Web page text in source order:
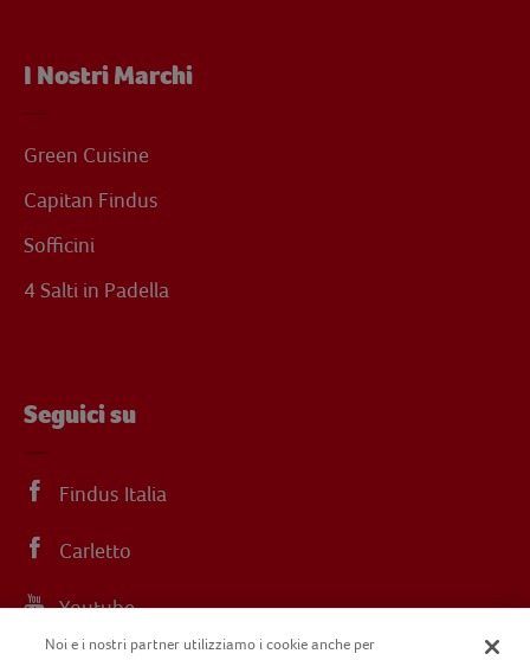
I Nostri Marchi
Green Cuisine
Capitan Findus
Sofficini
4 Salti in Padella
Seguici su
Findus Italia
Carletto
Youtube
Noi e i nostri partner utilizziamo i cookie anche per